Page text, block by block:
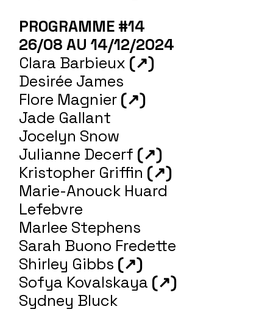
PROGRAMME #14
26/08 AU 14/12/2024
Clara Barbieux (↗)
Desirée James
Flore Magnier (↗)
Jade Gallant
Jocelyn Snow
Julianne Decerf (↗)
Kristopher Griffin (↗)
Marie-Anouck Huard
Lefebvre
Marlee Stephens
Sarah Buono Fredette
Shirley Gibbs (↗)
Sofya Kovalskaya (↗)
Sydney Bluck